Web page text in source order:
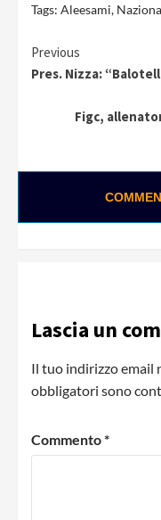
Tags: Aleesami,
Continue
Previous
Pres. Nizza:
Figc,
Lascia un
Il tuo indirizzo email
obbligatori sono
Commento*